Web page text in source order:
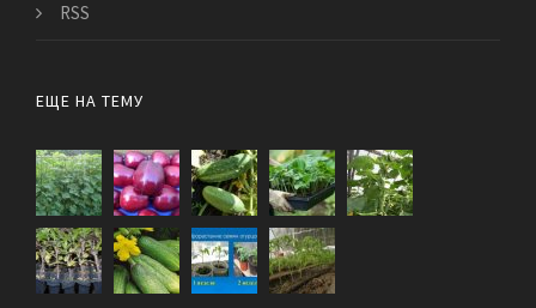
RSS
ЕЩЕ НА ТЕМУ